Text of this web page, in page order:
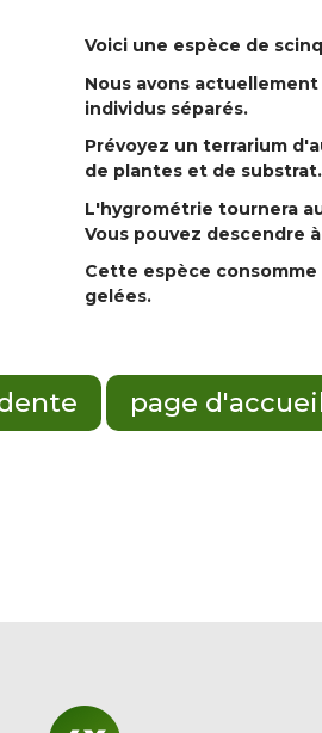
Voici une espèce de
Nous avons
individus séparés.
Prévoyez un terrarium
de plantes et de substrat.
L'hygrométrie tournera
Vous pouvez descendre
Cette espèce
gelées.